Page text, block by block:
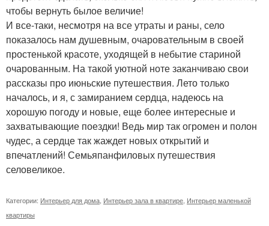
чтобы вернуть былое величие!
И все-таки, несмотря на все утраты и раны, село
показалось нам душевным, очаровательным в своей
простенькой красоте, уходящей в небытие стариной
очарованным. На такой уютной ноте заканчиваю свои
рассказы про июньские путешествия. Лето только
началось, и я, с замиранием сердца, надеюсь на
хорошую погоду и новые, еще более интересные и
захватывающие поездки! Ведь мир так огромен и полон
чудес, а сердце так жаждет новых открытий и
впечатлений! Семьяпанфиловых путешествия
селовеликое.
Категории: Интерьер для дома, Интерьер зала в квартире, Интерьер маленькой
квартиры